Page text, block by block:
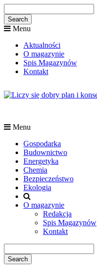
Menu
Aktualności
O magazynie
Spis Magazynów
Kontakt
Menu
Gospodarka
Budownictwo
Energetyka
Chemia
Bezpieczeństwo
Ekologia
O magazynie
Redakcja
Spis Magazynów
Kontakt